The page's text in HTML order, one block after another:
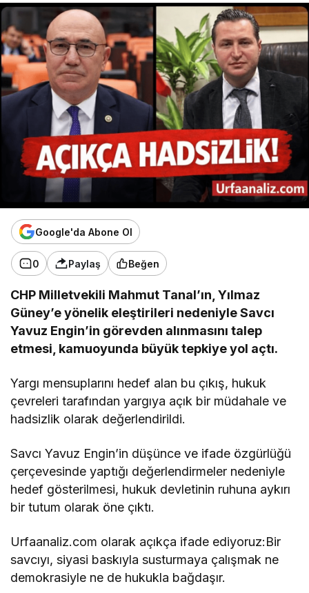
Google'da Abone Ol
0 Paylaş Beğen
CHP Milletvekili Mahmut Tanal’ın, Yılmaz
Güney’e yönelik eleştirileri nedeniyle Savcı
Yavuz Engin’in görevden alınmasını talep
etmesi, kamuoyunda büyük tepkiye yol açtı.
Yargı mensuplarını hedef alan bu çıkış, hukuk
çevreleri tarafından yargıya açık bir müdahale ve
hadsizlik olarak değerlendirildi.
Savcı Yavuz Engin’in düşünce ve ifade özgürlüğü
çerçevesinde yaptığı değerlendirmeler nedeniyle
hedef gösterilmesi, hukuk devletinin ruhuna aykırı
bir tutum olarak öne çıktı.
Urfaanaliz.com olarak açıkça ifade ediyoruz:Bir
savcıyı, siyasi baskıyla susturmaya çalışmak ne
demokrasiyle ne de hukukla bağdaşır.